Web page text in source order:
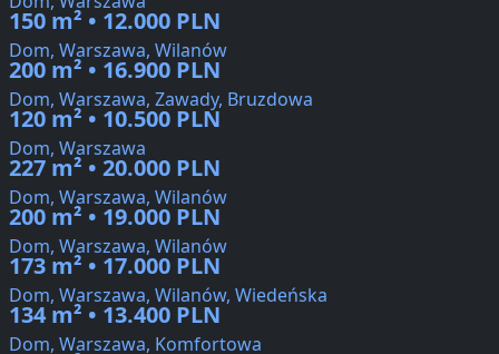
150 m² • 12.000 PLN
Dom, Warszawa, Wilanów
200 m² • 16.900 PLN
Dom, Warszawa, Zawady, Bruzdowa
120 m² • 10.500 PLN
Dom, Warszawa
227 m² • 20.000 PLN
Dom, Warszawa, Wilanów
200 m² • 19.000 PLN
Dom, Warszawa, Wilanów
173 m² • 17.000 PLN
Dom, Warszawa, Wilanów, Wiedeńska
134 m² • 13.400 PLN
Dom, Warszawa, Komfortowa